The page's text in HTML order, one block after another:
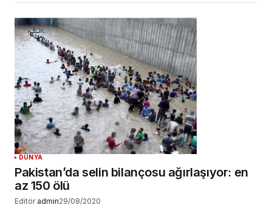
DÜNYA
Pakistan’da selin bilançosu ağırlaşıyor: en
az 150 ölü
Editör admin29/08/2020